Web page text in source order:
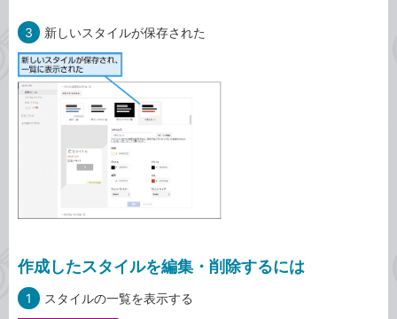
3 新しいスタイルが保存された
作成したスタイルを編集・削除するには
1 スタイルの一覧を表示する